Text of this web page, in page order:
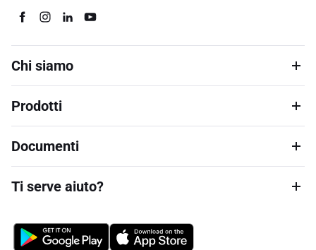
Chi siamo
Prodotti
Documenti
Ti serve aiuto?